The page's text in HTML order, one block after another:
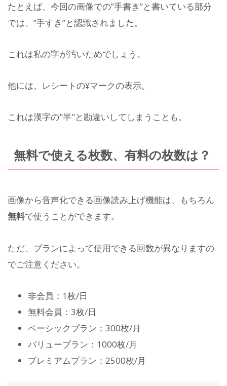
たとえば、今回の画像での”手書き”と書いている部分
では、”手すき”と認識されました。
これは私の字が汚いためでしょう。
他には、レシートの¥マークの表示。
これは漢字の"半"と勘違いしてしまうことも。
無料で使える枚数、有料の枚数は？
画像から音声化できる画像読み上げ機能は、もちろん
無料で使うことができます。
ただ、プランによって使用できる回数が異なりますの
でご注意ください。
非会員：1枚/日
無料会員：3枚/日
ベーシックプラン：300枚/月
バリュープラン：1000枚/月
プレミアムプラン：2500枚/月